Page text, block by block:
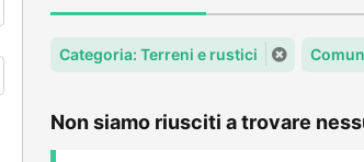
Categoria: Terreni e rustici
Non siamo riusciti a trovare